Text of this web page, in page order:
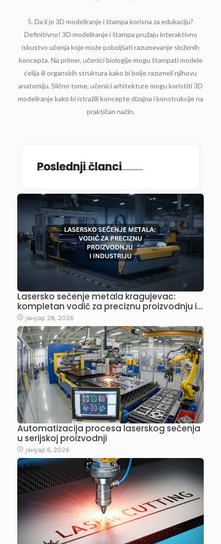
5. Da li je 3D modeliranje i štampa korisna za edukaciju?
Definitivno! 3D modeliranje i štampa pružaju interaktivno
iskustvo učenja koje može poboljšati razumevanje složenih
koncepta. Na primer, učenici biologije mogu štampati modele
ćelija ili organskih struktura kako bi bolje razumeli njihovu
anatomiju. Slično tome, učenici arhitekture mogu koristiti 3D
modeliranje kako bi istražili koncepte dizajna i konstrukcije na
praktičan način.
Poslednji članci
Lasersko sečenje metala kragujevac:
kompletan vodič za preciznu proizvodnju i…
јануар 28, 2026
Automatizacija procesa laserskog sečenja
u serijskoj proizvodnji
јануар 6, 2026